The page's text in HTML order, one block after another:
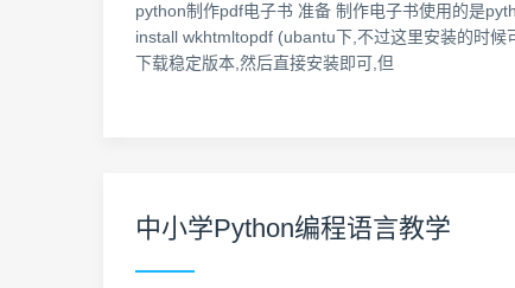
python制作pdf电子书 准备 制作电子书使用的是
install wkhtmltopdf (ubantu下,不过这里安装的时
下载稳定版本,然后直接安装即可,但
中小学Python编程语言教学